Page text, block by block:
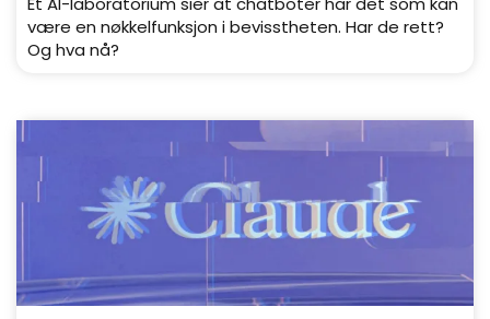
være en nøkkelfunksjon i bevisstheten. Har de rett?
Og hva nå?